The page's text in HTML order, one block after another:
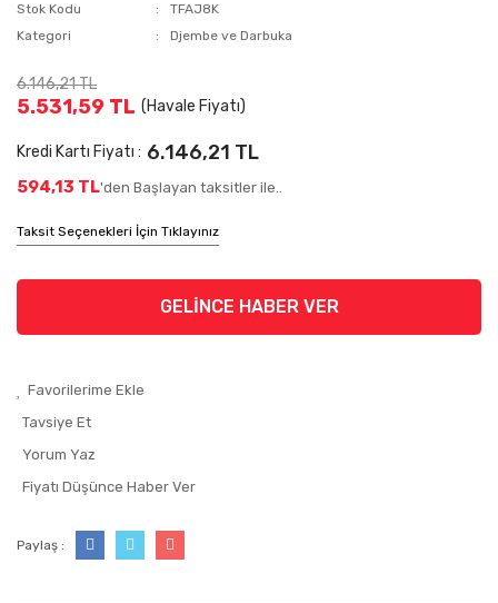
Stok Kodu
TFAJ8K
Kategori
Djembe ve Darbuka
6.146,21 TL
5.531,59 TL (Havale Fiyatı)
Kredi Kartı Fiyatı : 6.146,21 TL
594,13 TL'den Başlayan taksitler ile..
Taksit Seçenekleri İçin Tıklayınız
GELİNCE HABER VER
Tavsiye Et
Yorum Yaz
Fiyatı Düşünce Haber Ver
Paylaş :